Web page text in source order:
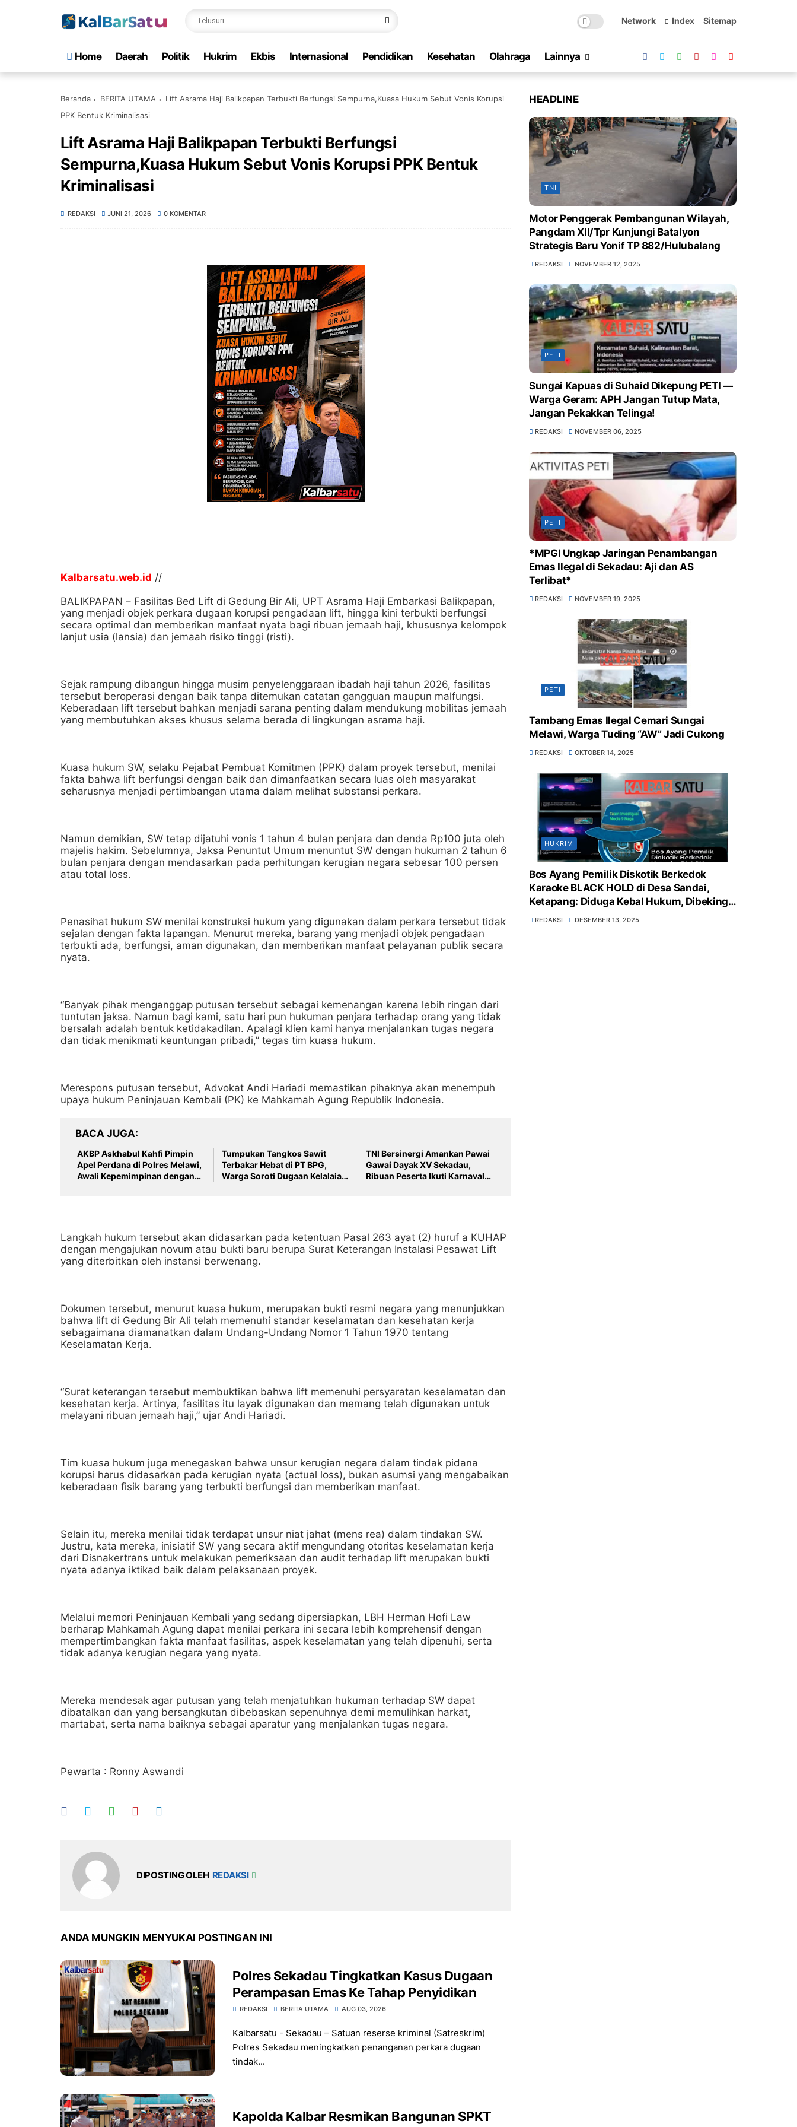
Network Index Sitemap
Home Daerah Politik Hukrim Ekbis Internasional Pendidikan Kesehatan Olahraga Lainnya
Beranda BERITA UTAMA
Lift Asrama Haji Balikpapan Terbukti Berfungsi Sempurna,Kuasa Hukum Sebut Vonis Korupsi
PPK Bentuk Kriminalisasi
Lift Asrama Haji Balikpapan Terbukti Berfungsi
Sempurna,Kuasa Hukum Sebut Vonis Korupsi PPK Bentuk
Kriminalisasi
REDAKSI JUNI 21, 2026 0 KOMENTAR
Kalbarsatu.web.id //
BALIKPAPAN – Fasilitas Bed Lift di Gedung Bir Ali, UPT Asrama Haji Embarkasi Balikpapan,
yang menjadi objek perkara dugaan korupsi pengadaan lift, hingga kini terbukti berfungsi
secara optimal dan memberikan manfaat nyata bagi ribuan jemaah haji, khususnya kelompok
lanjut usia (lansia) dan jemaah risiko tinggi (risti).
Sejak rampung dibangun hingga musim penyelenggaraan ibadah haji tahun 2026, fasilitas
tersebut beroperasi dengan baik tanpa ditemukan catatan gangguan maupun malfungsi.
Keberadaan lift tersebut bahkan menjadi sarana penting dalam mendukung mobilitas jemaah
yang membutuhkan akses khusus selama berada di lingkungan asrama haji.
Kuasa hukum SW, selaku Pejabat Pembuat Komitmen (PPK) dalam proyek tersebut, menilai
fakta bahwa lift berfungsi dengan baik dan dimanfaatkan secara luas oleh masyarakat
seharusnya menjadi pertimbangan utama dalam melihat substansi perkara.
Namun demikian, SW tetap dijatuhi vonis 1 tahun 4 bulan penjara dan denda Rp100 juta oleh
majelis hakim. Sebelumnya, Jaksa Penuntut Umum menuntut SW dengan hukuman 2 tahun 6
bulan penjara dengan mendasarkan pada perhitungan kerugian negara sebesar 100 persen
atau total loss.
Penasihat hukum SW menilai konstruksi hukum yang digunakan dalam perkara tersebut tidak
sejalan dengan fakta lapangan. Menurut mereka, barang yang menjadi objek pengadaan
terbukti ada, berfungsi, aman digunakan, dan memberikan manfaat pelayanan publik secara
nyata.
“Banyak pihak menganggap putusan tersebut sebagai kemenangan karena lebih ringan dari
tuntutan jaksa. Namun bagi kami, satu hari pun hukuman penjara terhadap orang yang tidak
bersalah adalah bentuk ketidakadilan. Apalagi klien kami hanya menjalankan tugas negara
dan tidak menikmati keuntungan pribadi,” tegas tim kuasa hukum.
Merespons putusan tersebut, Advokat Andi Hariadi memastikan pihaknya akan menempuh
upaya hukum Peninjauan Kembali (PK) ke Mahkamah Agung Republik Indonesia.
BACA JUGA
AKBP Askhabul Kahfi Pimpin
Apel Perdana di Polres Melawi,
Awali Kepemimpinan dengan
Tumpukan Tangkos Sawit
Terbakar Hebat di PT BPG,
Warga Soroti Dugaan Kelalaian
TNI Bersinergi Amankan Pawai
Gawai Dayak XV Sekadau,
Ribuan Peserta Ikuti Karnaval
Langkah hukum tersebut akan didasarkan pada ketentuan Pasal 263 ayat (2) huruf a KUHAP
dengan mengajukan novum atau bukti baru berupa Surat Keterangan Instalasi Pesawat Lift
yang diterbitkan oleh instansi berwenang.
Dokumen tersebut, menurut kuasa hukum, merupakan bukti resmi negara yang menunjukkan
bahwa lift di Gedung Bir Ali telah memenuhi standar keselamatan dan kesehatan kerja
sebagaimana diamanatkan dalam Undang-Undang Nomor 1 Tahun 1970 tentang
Keselamatan Kerja.
“Surat keterangan tersebut membuktikan bahwa lift memenuhi persyaratan keselamatan dan
kesehatan kerja. Artinya, fasilitas itu layak digunakan dan memang telah digunakan untuk
melayani ribuan jemaah haji,” ujar Andi Hariadi.
Tim kuasa hukum juga menegaskan bahwa unsur kerugian negara dalam tindak pidana
korupsi harus didasarkan pada kerugian nyata (actual loss), bukan asumsi yang mengabaikan
keberadaan fisik barang yang terbukti berfungsi dan memberikan manfaat.
Selain itu, mereka menilai tidak terdapat unsur niat jahat (mens rea) dalam tindakan SW.
Justru, kata mereka, inisiatif SW yang secara aktif mengundang otoritas keselamatan kerja
dari Disnakertrans untuk melakukan pemeriksaan dan audit terhadap lift merupakan bukti
nyata adanya iktikad baik dalam pelaksanaan proyek.
Melalui memori Peninjauan Kembali yang sedang dipersiapkan, LBH Herman Hofi Law
berharap Mahkamah Agung dapat menilai perkara ini secara lebih komprehensif dengan
mempertimbangkan fakta manfaat fasilitas, aspek keselamatan yang telah dipenuhi, serta
tidak adanya kerugian negara yang nyata.
Mereka mendesak agar putusan yang telah menjatuhkan hukuman terhadap SW dapat
dibatalkan dan yang bersangkutan dibebaskan sepenuhnya demi memulihkan harkat,
martabat, serta nama baiknya sebagai aparatur yang menjalankan tugas negara.
Pewarta : Ronny Aswandi
DIPOSTING OLEH REDAKSI
ANDA MUNGKIN MENYUKAI POSTINGAN INI
Polres Sekadau Tingkatkan Kasus Dugaan
Perampasan Emas Ke Tahap Penyidikan
REDAKSI BERITA UTAMA AUG 03, 2026
Kalbarsatu - Sekadau – Satuan reserse kriminal (Satreskrim)
Polres Sekadau meningkatkan penanganan perkara dugaan
tindak...
Kapolda Kalbar Resmikan Bangunan SPKT
HEADLINE
TNI
Motor Penggerak Pembangunan Wilayah,
Pangdam XII/Tpr Kunjungi Batalyon
Strategis Baru Yonif TP 882/Hulubalang
REDAKSI NOVEMBER 12, 2025
PETI
Sungai Kapuas di Suhaid Dikepung PETI —
Warga Geram: APH Jangan Tutup Mata,
Jangan Pekakkan Telinga!
REDAKSI NOVEMBER 06, 2025
PETI
*MPGI Ungkap Jaringan Penambangan
Emas Ilegal di Sekadau: Aji dan AS
Terlibat*
REDAKSI NOVEMBER 19, 2025
PETI
Tambang Emas Ilegal Cemari Sungai
Melawi, Warga Tuding “AW” Jadi Cukong
REDAKSI OKTOBER 14, 2025
HUKRIM
Bos Ayang Pemilik Diskotik Berkedok
Karaoke BLACK HOLD di Desa Sandai,
Ketapang: Diduga Kebal Hukum, Dibekingi
Polsek Sandai, Pemerintah Desa &
REDAKSI DESEMBER 13, 2025